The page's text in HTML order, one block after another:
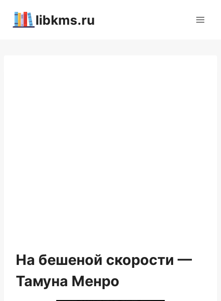
libkms.ru
На бешеной скорости —
Тамуна Менро